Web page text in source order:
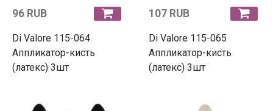
96 RUB
Di Valore 115-064
Аппликатор-кисть
(латекс) 3шт
107 RUB
Di Valore 115-065
Аппликатор-кисть
(латекс) 3шт